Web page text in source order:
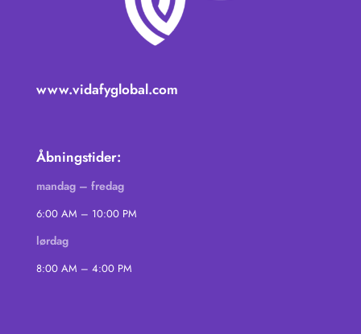
www.vidafyglobal.com
Åbningstider:
mandag – fredag
6:00 AM – 10:00 PM
lørdag
8:00 AM – 4:00 PM